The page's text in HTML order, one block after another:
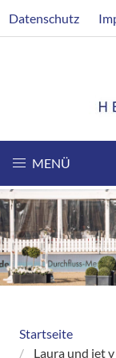
zum
Datenschutz
MENÜ
Breadcrumb
Startseite
Laura und jet